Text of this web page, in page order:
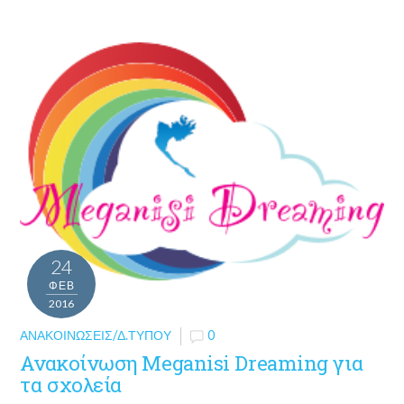
24
ΦΕΒ
2016
ΑΝΑΚΟΙΝΏΣΕΙΣ/Δ.ΤΎΠΟΥ 0
Ανακοίνωση Meganisi Dreaming για
τα σχολεία